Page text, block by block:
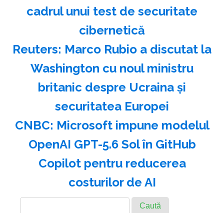
cadrul unui test de securitate
cibernetică
Reuters: Marco Rubio a discutat la
Washington cu noul ministru
britanic despre Ucraina şi
securitatea Europei
CNBC: Microsoft impune modelul
OpenAI GPT-5.6 Sol în GitHub
Copilot pentru reducerea
costurilor de AI